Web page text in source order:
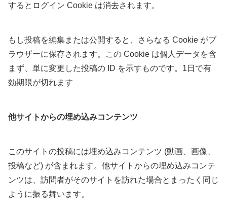
するとログイン Cookie は消去されます。
もし投稿を編集または公開すると、さらなる Cookie がブ
ラウザーに保存されます。この Cookie は個人データを含
まず、単に変更した投稿の ID を示すものです。1日で有
効期限が切れます
他サイトからの埋め込みコンテンツ
このサイトの投稿には埋め込みコンテンツ (動画、画像、
投稿など) が含まれます。他サイトからの埋め込みコンテ
ンツは、訪問者がそのサイトを訪れた場合とまったく同じ
ように振る舞います。